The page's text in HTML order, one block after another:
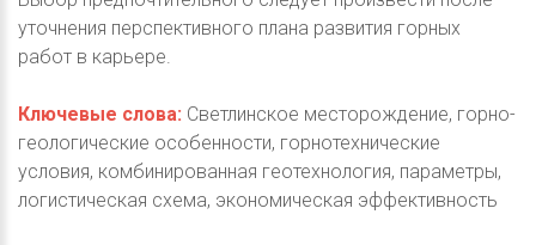
уточнения перспективного плана развития горных
работ в карьере.
Ключевые слова: Светлинское месторождение, горно-
геологические особенности, горнотехнические
условия, комбинированная геотехнология, параметры,
логистическая схема, экономическая эффективность